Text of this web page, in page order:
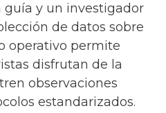
y un investigador
de datos sobre
operativo permite
disfrutan de la
observaciones
estandarizados.